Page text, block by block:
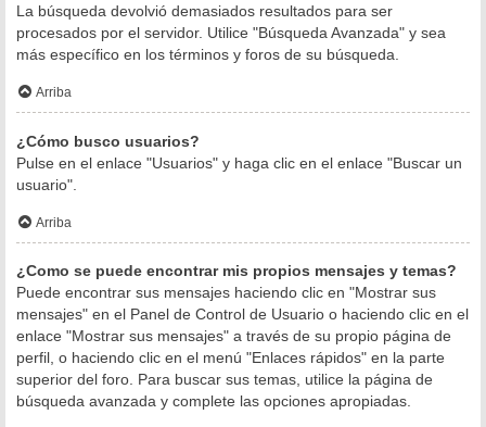
La búsqueda devolvió demasiados resultados para ser
procesados por el servidor. Utilice "Búsqueda Avanzada" y sea
más específico en los términos y foros de su búsqueda.
Arriba
¿Cómo busco usuarios?
Pulse en el enlace "Usuarios" y haga clic en el enlace "Buscar un
usuario".
Arriba
¿Como se puede encontrar mis propios mensajes y temas?
Puede encontrar sus mensajes haciendo clic en "Mostrar sus
mensajes" en el Panel de Control de Usuario o haciendo clic en el
enlace "Mostrar sus mensajes" a través de su propio página de
perfil, o haciendo clic en el menú "Enlaces rápidos" en la parte
superior del foro. Para buscar sus temas, utilice la página de
búsqueda avanzada y complete las opciones apropiadas.